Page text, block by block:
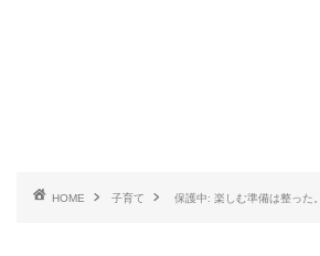
HOME 子育て 保護中: 楽しむ準備は整った。